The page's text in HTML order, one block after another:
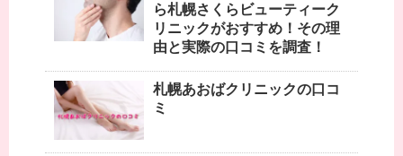
ら札幌さくらビューティーク
リニックがおすすめ！その理
由と実際の口コミを調査！
札幌あおばクリニックの口コ
ミ